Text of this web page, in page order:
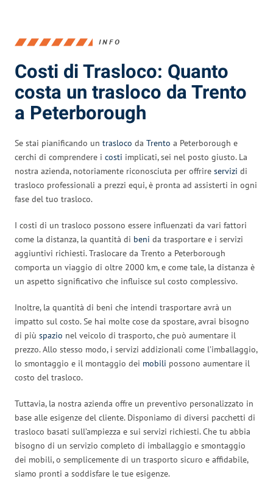
INFO
Costi di Trasloco: Quanto
costa un trasloco da Trento
a Peterborough
Se stai pianificando un trasloco da Trento a Peterborough e
cerchi di comprendere i costi implicati, sei nel posto giusto. La
nostra azienda, notoriamente riconosciuta per offrire servizi di
trasloco professionali a prezzi equi, è pronta ad assisterti in ogni
fase del tuo trasloco.
I costi di un trasloco possono essere influenzati da vari fattori
come la distanza, la quantità di beni da trasportare e i servizi
aggiuntivi richiesti. Traslocare da Trento a Peterborough
comporta un viaggio di oltre 2000 km, e come tale, la distanza è
un aspetto significativo che influisce sul costo complessivo.
Inoltre, la quantità di beni che intendi trasportare avrà un
impatto sul costo. Se hai molte cose da spostare, avrai bisogno
di più spazio nel veicolo di trasporto, che può aumentare il
prezzo. Allo stesso modo, i servizi addizionali come l’imballaggio,
lo smontaggio e il montaggio dei mobili possono aumentare il
costo del trasloco.
Tuttavia, la nostra azienda offre un preventivo personalizzato in
base alle esigenze del cliente. Disponiamo di diversi pacchetti di
trasloco basati sull’ampiezza e sui servizi richiesti. Che tu abbia
bisogno di un servizio completo di imballaggio e smontaggio
dei mobili, o semplicemente di un trasporto sicuro e affidabile,
siamo pronti a soddisfare le tue esigenze.